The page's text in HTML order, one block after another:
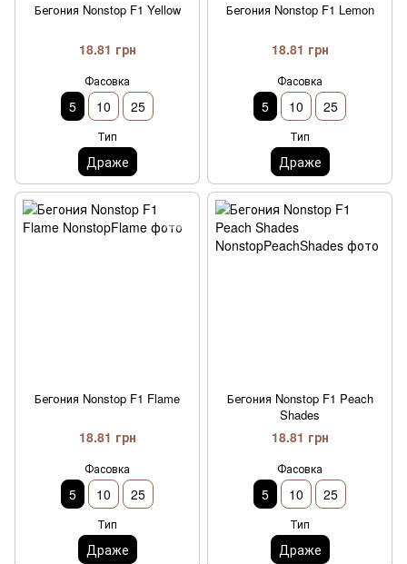
Бегония Nonstop F1 Yellow
18.81 грн
Фасовка
5 10 25
Тип
Драже
Бегония Nonstop F1 Lemon
18.81 грн
Фасовка
5 10 25
Тип
Драже
Бегония Nonstop F1 Flame
18.81 грн
Фасовка
5 10 25
Тип
Драже
Бегония Nonstop F1 Peach
Shades
18.81 грн
Фасовка
5 10 25
Тип
Драже